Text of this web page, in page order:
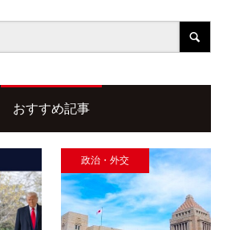
おすすめ記事
政治・外交